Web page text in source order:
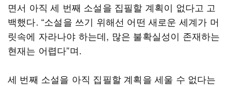
면서 아직 세 번째 소설을 집필할 계획이 없다고 고
백했다. “소설을 쓰기 위해선 어떤 새로운 세계가 머
릿속에 자라나야 하는데, 많은 불확실성이 존재하는
현재는 어렵다”며.
세 번째 소설을 아직 집필할 계획을 세울 수 없다는